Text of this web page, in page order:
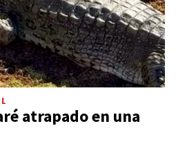
atrapado en una